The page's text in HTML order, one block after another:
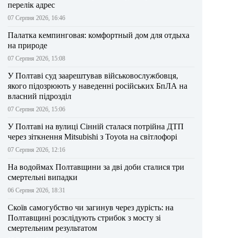
перелік адрес
07 Серпня 2026, 16:46
Палатка кемпинговая: комфортный дом для отдыха
на природе
07 Серпня 2026, 15:08
У Полтаві суд заарештував військовослужбовця,
якого підозрюють у наведенні російських БпЛА на
власний підрозділ
07 Серпня 2026, 15:06
У Полтаві на вулиці Сінній сталася потрійна ДТП
через зіткнення Mitsubishi з Toyota на світлофорі
07 Серпня 2026, 12:16
На водоймах Полтавщини за дві доби сталися три
смертельні випадки
06 Серпня 2026, 18:31
Скоїв самогубство чи загинув через дурість: на
Полтавщині розслідують стрибок з мосту зі
смертельним результатом